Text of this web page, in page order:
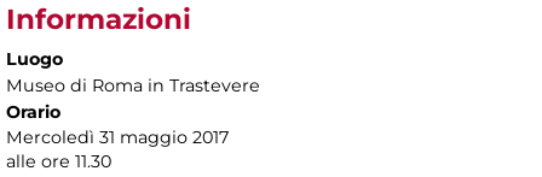
Informazioni
Luogo
Museo di Roma in Trastevere
Orario
Mercoledì 31 maggio 2017
alle ore 11.30